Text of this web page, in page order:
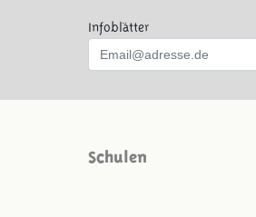
Infoblätter
Schulen